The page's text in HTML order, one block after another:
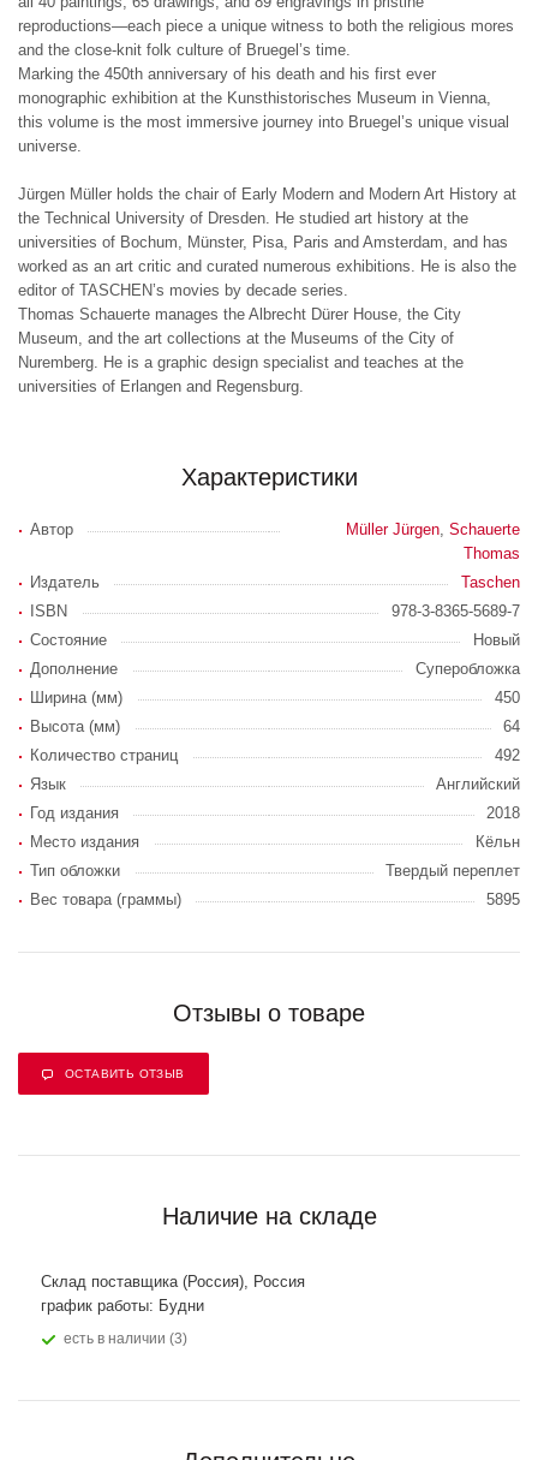
reproductions—each piece a unique witness to both the religious mores
and the close-knit folk culture of Bruegel’s time.
Marking the 450th anniversary of his death and his first ever
monographic exhibition at the Kunsthistorisches Museum in Vienna,
this volume is the most immersive journey into Bruegel’s unique visual
universe.
Jürgen Müller holds the chair of Early Modern and Modern Art History at
the Technical University of Dresden. He studied art history at the
universities of Bochum, Münster, Pisa, Paris and Amsterdam, and has
worked as an art critic and curated numerous exhibitions. He is also the
editor of TASCHEN’s movies by decade series.
Thomas Schauerte manages the Albrecht Dürer House, the City
Museum, and the art collections at the Museums of the City of
Nuremberg. He is a graphic design specialist and teaches at the
universities of Erlangen and Regensburg.
Характеристики
Автор Müller Jürgen, Schauerte
Thomas
Издатель
Taschen
ISBN
978-3-8365-5689-7
Состояние
Новый
Дополнение
Суперобложка
Ширина (мм)
450
Высота (мм)
64
Количество страниц
492
Язык
Английский
Год издания
2018
Место издания
Кёльн
Тип обложки
Твердый переплет
Вес товара (граммы)
5895
Отзывы о товаре
ОСТАВИТЬ ОТЗЫВ
Наличие на складе
Склад поставщика (Россия), Россия
график работы: Будни
Есть в наличии (3)